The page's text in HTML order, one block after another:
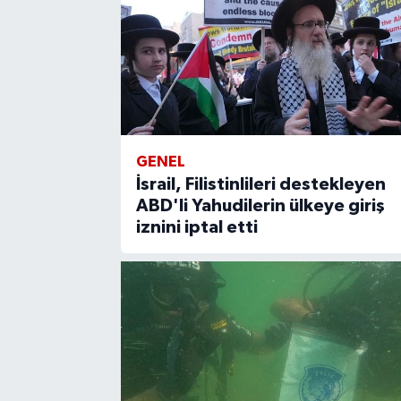
GENEL
İsrail, Filistinlileri destekleyen
ABD'li Yahudilerin ülkeye giriş
iznini iptal etti